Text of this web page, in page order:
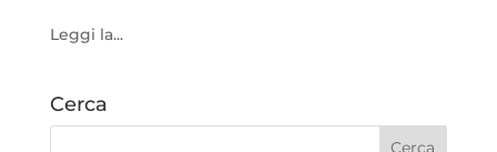
Leggi la...
Cerca